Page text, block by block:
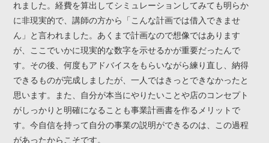
れました。経費を算出してシミュレーションしてみても明らか
に非現実的で、講師の方から「こんな計画では借入できませ
ん」と言われました。あくまで計画なので想像ではあります
が、ここでいかに現実的な数字を示せるかが重要だったんで
す。その後、何度もアドバイスをもらいながら練り直し、納得
できるものが完成しましたが、一人ではきっとできなかったと
思います。また、自分が本当にやりたいことや店のコンセプト
がしっかりと明確になることも事業計画書を作るメリットで
す。今自信を持って自分の事業の説明ができるのは、この過程
があったからこそです。